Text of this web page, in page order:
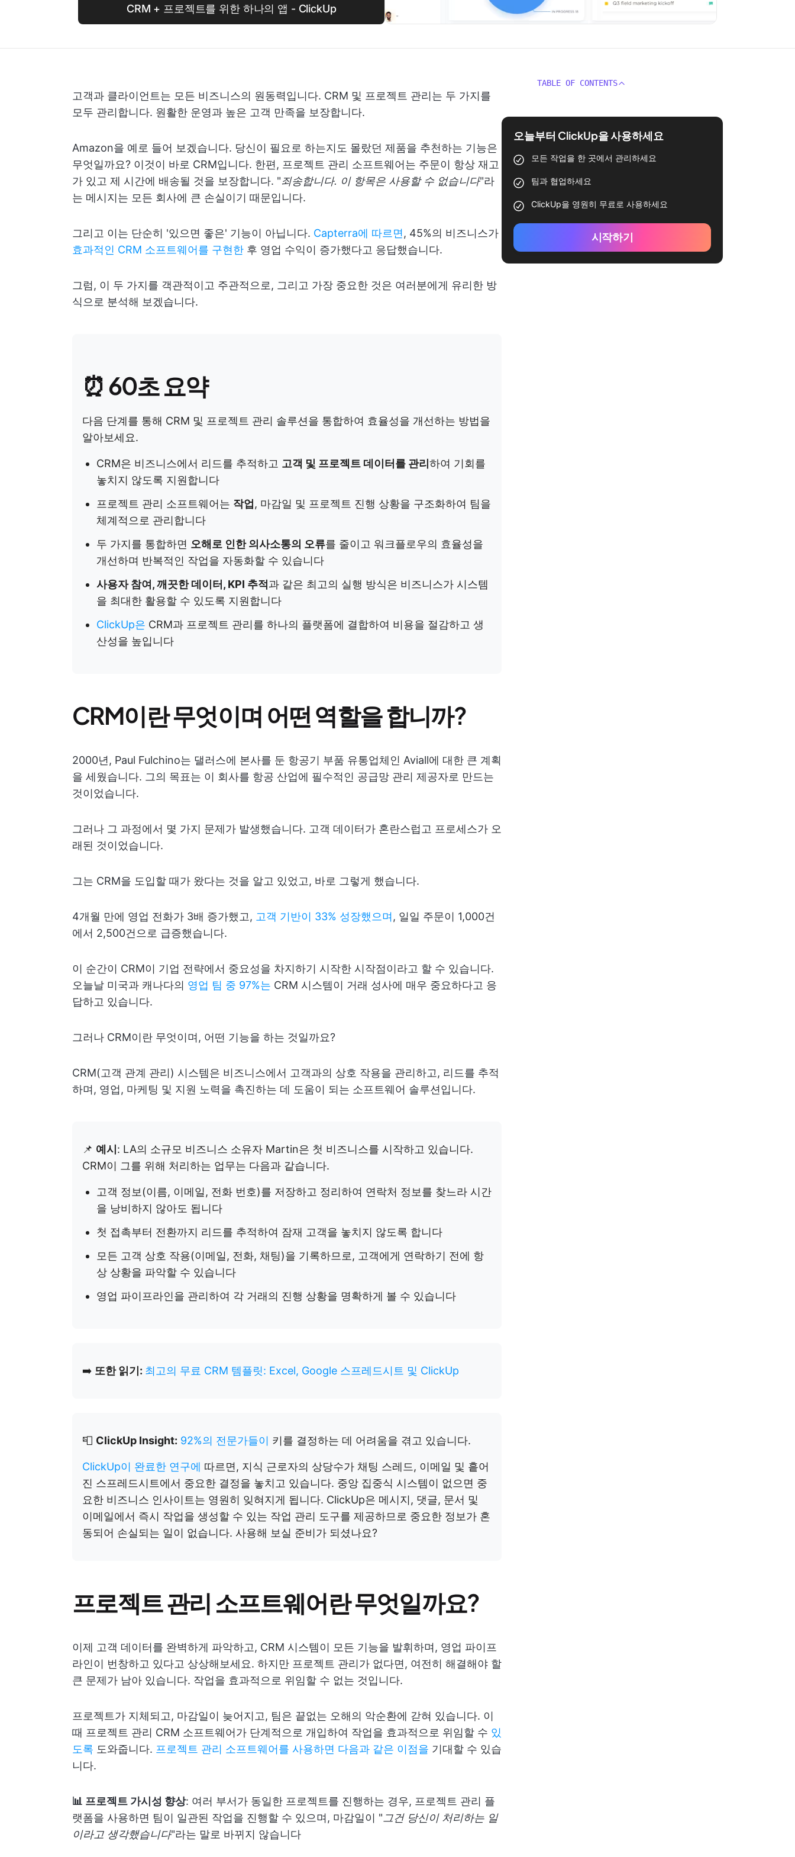
CRM + 프로젝트를 위한 하나의 앱 - ClickUp
고객과 클라이언트는 모든 비즈니스의 원동력입니다. CRM 및 프로젝트 관리는 두 가지를
모두 관리합니다. 원활한 운영과 높은 고객 만족을 보장합니다.
Amazon을 예로 들어 보겠습니다. 당신이 필요로 하는지도 몰랐던 제품을 추천하는 기능은
무엇일까요? 이것이 바로 CRM입니다. 한편, 프로젝트 관리 소프트웨어는 주문이 항상 재고
가 있고 제 시간에 배송될 것을 보장합니다. "죄송합니다. 이 항목은 사용할 수 없습니다"라
는 메시지는 모든 회사에 큰 손실이기 때문입니다.
그리고 이는 단순히 '있으면 좋은' 기능이 아닙니다. Capterra에 따르면 , 45%의 비즈니스가
효과적인 CRM 소프트웨어를 구현한 후 영업 수익이 증가했다고 응답했습니다.
그럼, 이 두 가지를 객관적이고 주관적으로, 그리고 가장 중요한 것은 여러분에게 유리한 방
식으로 분석해 보겠습니다.
⏰ 60초 요약
다음 단계를 통해 CRM 및 프로젝트 관리 솔루션을 통합하여 효율성을 개선하는 방법을
알아보세요.
CRM은 비즈니스에서 리드를 추적하고 고객 및 프로젝트 데이터를 관리 하여 기회를
놓치지 않도록 지원합니다
프로젝트 관리 소프트웨어는 작업 , 마감일 및 프로젝트 진행 상황을 구조화하여 팀을
체계적으로 관리합니다
두 가지를 통합하면 오해로 인한 의사소통의 오류를 줄이고 워크플로우의 효율성을
개선하며 반복적인 작업을 자동화할 수 있습니다
사용자 참여, 깨끗한 데이터, KPI 추적 과 같은 최고의 실행 방식은 비즈니스가 시스템
을 최대한 활용할 수 있도록 지원합니다
ClickUp은 CRM과 프로젝트 관리를 하나의 플랫폼에 결합하여 비용을 절감하고 생
산성을 높입니다
CRM이란 무엇이며 어떤 역할을 합니까?
2000년, Paul Fulchino는 댈러스에 본사를 둔 항공기 부품 유통업체인 Aviall에 대한 큰 계획
을 세웠습니다. 그의 목표는 이 회사를 항공 산업에 필수적인 공급망 관리 제공자로 만드는
것이었습니다.
그러나 그 과정에서 몇 가지 문제가 발생했습니다. 고객 데이터가 혼란스럽고 프로세스가 오
래된 것이었습니다.
그는 CRM을 도입할 때가 왔다는 것을 알고 있었고, 바로 그렇게 했습니다.
4개월 만에 영업 전화가 3배 증가했고, 고객 기반이 33% 성장했으며 , 일일 주문이 1,000건
에서 2,500건으로 급증했습니다.
이 순간이 CRM이 기업 전략에서 중요성을 차지하기 시작한 시작점이라고 할 수 있습니다.
오늘날 미국과 캐나다의 영업 팀 중 97%는 CRM 시스템이 거래 성사에 매우 중요하다고 응
답하고 있습니다.
그러나 CRM이란 무엇이며, 어떤 기능을 하는 것일까요?
CRM(고객 관계 관리) 시스템은 비즈니스에서 고객과의 상호 작용을 관리하고, 리드를 추적
하며, 영업, 마케팅 및 지원 노력을 촉진하는 데 도움이 되는 소프트웨어 솔루션입니다.
📌 예시 : LA의 소규모 비즈니스 소유자 Martin은 첫 비즈니스를 시작하고 있습니다.
CRM이 그를 위해 처리하는 업무는 다음과 같습니다.
고객 정보(이름, 이메일, 전화 번호)를 저장하고 정리하여 연락처 정보를 찾느라 시간
을 낭비하지 않아도 됩니다
첫 접촉부터 전환까지 리드를 추적하여 잠재 고객을 놓치지 않도록 합니다
모든 고객 상호 작용(이메일, 전화, 채팅)을 기록하므로, 고객에게 연락하기 전에 항
상 상황을 파악할 수 있습니다
영업 파이프라인을 관리하여 각 거래의 진행 상황을 명확하게 볼 수 있습니다
➡️ 또한 읽기: 최고의 무료 CRM 템플릿: Excel, Google 스프레드시트 및 ClickUp
📮 ClickUp Insight: 92%의 전문가들이 키를 결정하는 데 어려움을 겪고 있습니다.
ClickUp이 완료한 연구에 따르면, 지식 근로자의 상당수가 채팅 스레드, 이메일 및 흩어
진 스프레드시트에서 중요한 결정을 놓치고 있습니다. 중앙 집중식 시스템이 없으면 중
요한 비즈니스 인사이트는 영원히 잊혀지게 됩니다. ClickUp은 메시지, 댓글, 문서 및
이메일에서 즉시 작업을 생성할 수 있는 작업 관리 도구를 제공하므로 중요한 정보가 혼
동되어 손실되는 일이 없습니다. 사용해 보실 준비가 되셨나요?
프로젝트 관리 소프트웨어란 무엇일까요?
이제 고객 데이터를 완벽하게 파악하고, CRM 시스템이 모든 기능을 발휘하며, 영업 파이프
라인이 번창하고 있다고 상상해보세요. 하지만 프로젝트 관리가 없다면, 여전히 해결해야 할
큰 문제가 남아 있습니다. 작업을 효과적으로 위임할 수 없는 것입니다.
프로젝트가 지체되고, 마감일이 늦어지고, 팀은 끝없는 오해의 악순환에 갇혀 있습니다. 이
때 프로젝트 관리 CRM 소프트웨어가 단계적으로 개입하여 작업을 효과적으로 위임할 수 있
도록 도와줍니다. 프로젝트 관리 소프트웨어를 사용하면 다음과 같은 이점을 기대할 수 있습
니다.
📊 프로젝트 가시성 향상: 여러 부서가 동일한 프로젝트를 진행하는 경우, 프로젝트 관리 플
랫폼을 사용하면 팀이 일관된 작업을 진행할 수 있으며, 마감일이 " 그건 당신이 처리하는 일
이라고 생각했습니다"라는 말로 바뀌지 않습니다
TABLE OF CONTENTS
오늘부터 ClickUp을 사용하세요
모든 작업을 한 곳에서 관리하세요
팀과 협업하세요
ClickUp을 영원히 무료로 사용하세요
시작하기